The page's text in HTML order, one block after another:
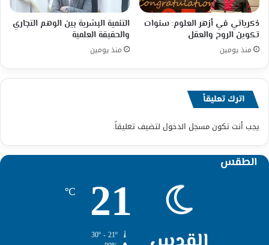
ذكرياتي في أزهر العلوم: سنوات
تكوين الروح والعقل
منذ يومين
التنمية البشرية بين الوهم التجاري
والحقيقة العلمية
منذ يومين
اترك تعليقاً
يجب أنت تكونمسجل الدخول لتضيف تعليقاً.
الطقس 21
℃